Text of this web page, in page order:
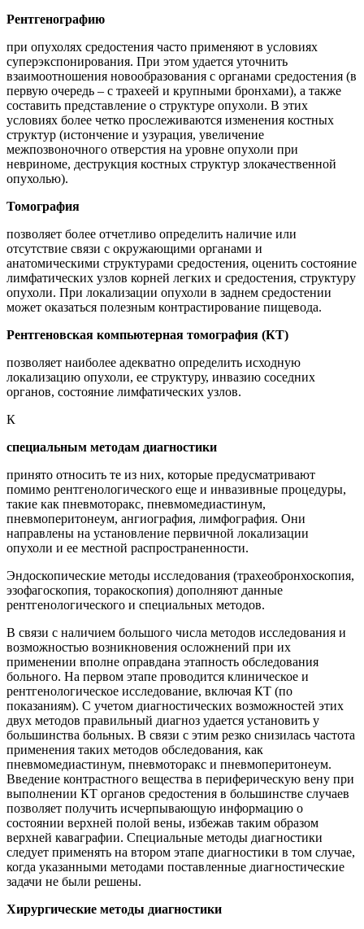
Рентгенографию
при опухолях средостения часто применяют в условиях
суперэкспонирования. При этом удается уточнить
взаимоотношения новообразования с органами средостения (в
первую очередь – с трахеей и крупными бронхами), а также
составить представление о структуре опухоли. В этих
условиях более четко прослеживаются изменения костных
структур (истончение и узурация, увеличение
межпозвоночного отверстия на уровне опухоли при
невриноме, деструкция костных структур злокачественной
опухолью).
Томография
позволяет более отчетливо определить наличие или
отсутствие связи с окружающими органами и
анатомическими структурами средостения, оценить состояние
лимфатических узлов корней легких и средостения, структуру
опухоли. При локализации опухоли в заднем средостении
может оказаться полезным контрастирование пищевода.
Рентгеновская компьютерная томография (КТ)
позволяет наиболее адекватно определить исходную
локализацию опухоли, ее структуру, инвазию соседних
органов, состояние лимфатических узлов.
К
специальным методам диагностики
принято относить те из них, которые предусматривают
помимо рентгенологического еще и инвазивные процедуры,
такие как пневмоторакс, пневмомедиастинум,
пневмоперитонеум, ангиография, лимфография. Они
направлены на установление первичной локализации
опухоли и ее местной распространенности.
Эндоскопические методы исследования (трахеобронхоскопия,
эзофагоскопия, торакоскопия) дополняют данные
рентгенологического и специальных методов.
В связи с наличием большого числа методов исследования и
возможностью возникновения осложнений при их
применении вполне оправдана этапность обследования
больного. На первом этапе проводится клиническое и
рентгенологическое исследование, включая КТ (по
показаниям). С учетом диагностических возможностей этих
двух методов правильный диагноз удается установить у
большинства больных. В связи с этим резко снизилась частота
применения таких методов обследования, как
пневмомедиастинум, пневмоторакс и пневмоперитонеум.
Введение контрастного вещества в периферическую вену при
выполнении КТ органов средостения в большинстве случаев
позволяет получить исчерпывающую информацию о
состоянии верхней полой вены, избежав таким образом
верхней каваграфии. Специальные методы диагностики
следует применять на втором этапе диагностики в том случае,
когда указанными методами поставленные диагностические
задачи не были решены.
Хирургические методы диагностики